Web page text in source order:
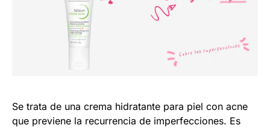
Se trata de una crema hidratante para piel con acne
que previene la recurrencia de imperfecciones. Es